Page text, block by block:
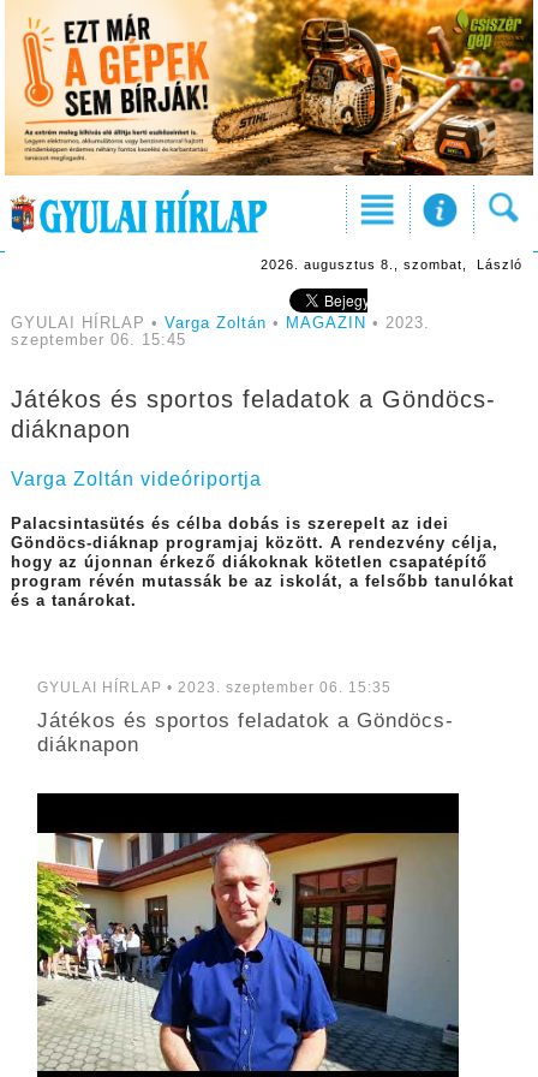
2026. augusztus 8., szombat, László
GYULAI HÍRLAP • Varga Zoltán • MAGAZIN • 2023.
szeptember 06. 15:45
Játékos és sportos feladatok a Göndöcs-
diáknapon
Varga Zoltán videóriportja
Palacsintasütés és célba dobás is szerepelt az idei
Göndöcs-diáknap programjaj között. A rendezvény célja,
hogy az újonnan érkező diákoknak kötetlen csapatépítő
program révén mutassák be az iskolát, a felsőbb tanulókat
és a tanárokat.
GYULAI HÍRLAP • 2023. szeptember 06. 15:35
Játékos és sportos feladatok a Göndöcs-
diáknapon